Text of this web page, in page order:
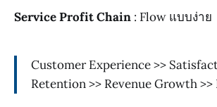
Service Profit Chain : Flow แบบง่าย
Customer Experience >>
Retention >> Revenue Growth